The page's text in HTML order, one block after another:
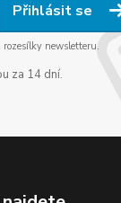
Přihlásit se
newsletteru.
za 14 dní.